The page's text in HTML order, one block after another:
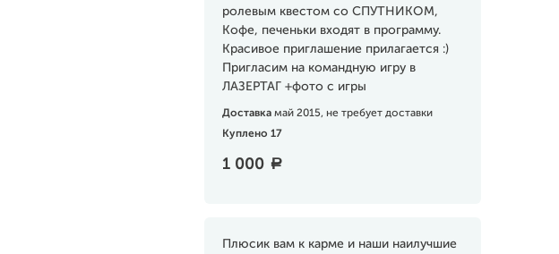
ролевым квестом со СПУТНИКОМ,
Кофе, печеньки входят в программу.
Красивое приглашение прилагается :)
Пригласим на командную игру в
ЛАЗЕРТАГ +фото с игры
Доставка май 2015, не требует доставки
Куплено 17
1 000 a
Плюсик вам к карме и наши наилучшие